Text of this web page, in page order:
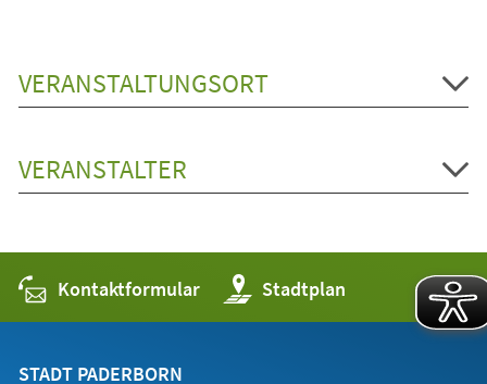
VERANSTALTUNGSORT
VERANSTALTER
Kontaktformular Stadtplan
(Öffnet
in
einem
STADT PADERBORN